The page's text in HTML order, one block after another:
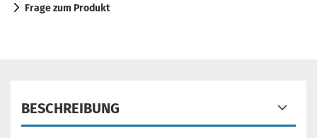
Frage zum Produkt
BESCHREIBUNG